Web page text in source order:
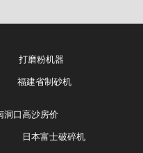
打磨粉机器
福建省制砂机
洞口高沙房价
日本富士破碎机